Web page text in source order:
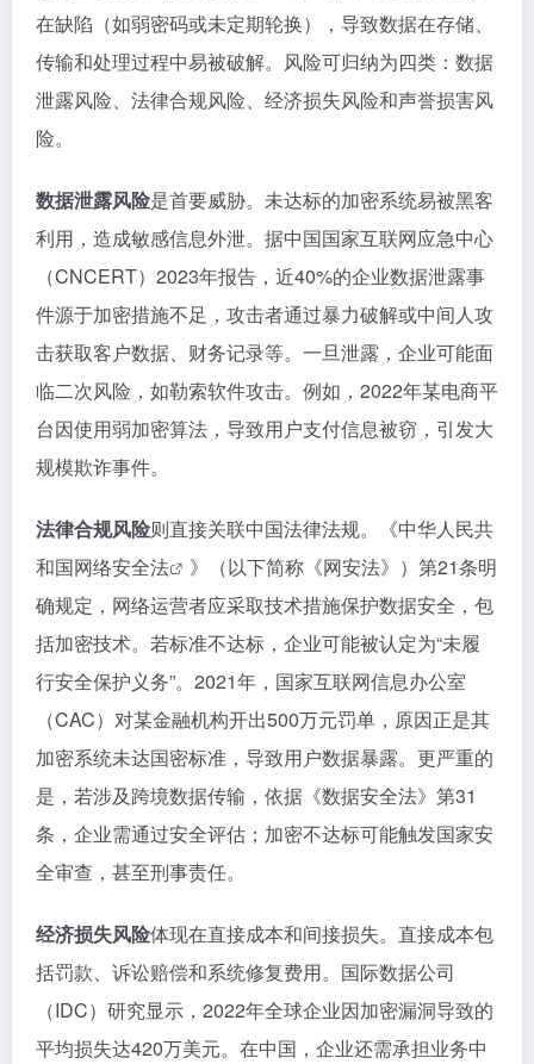
在缺陷（如弱密码或未定期轮换），导致数据在存储、
传输和处理过程中易被破解。风险可归纳为四类：数据
泄露风险、法律合规风险、经济损失风险和声誉损害风
险。
数据泄露风险是首要威胁。未达标的加密系统易被黑客
利用，造成敏感信息外泄。据中国国家互联网应急中心
（CNCERT）2023年报告，近40%的企业数据泄露事
件源于加密措施不足，攻击者通过暴力破解或中间人攻
击获取客户数据、财务记录等。一旦泄露，企业可能面
临二次风险，如勒索软件攻击。例如，2022年某电商平
台因使用弱加密算法，导致用户支付信息被窃，引发大
规模欺诈事件。
法律合规风险则直接关联中国法律法规。《中华人民共
和国网络安全法
》（以下简称《网安法》）第21条明
确规定，网络运营者应采取技术措施保护数据安全，包
括加密技术。若标准不达标，企业可能被认定为“未履
行安全保护义务”。2021年，国家互联网信息办公室
（CAC）对某金融机构开出500万元罚单，原因正是其
加密系统未达国密标准，导致用户数据暴露。更严重的
是，若涉及跨境数据传输，依据《数据安全法》第31
条，企业需通过安全评估；加密不达标可能触发国家安
全审查，甚至刑事责任。
经济损失风险体现在直接成本和间接损失。直接成本包
括罚款、诉讼赔偿和系统修复费用。国际数据公司
（IDC）研究显示，2022年全球企业因加密漏洞导致的
平均损失达420万美元。在中国，企业还需承担业务中